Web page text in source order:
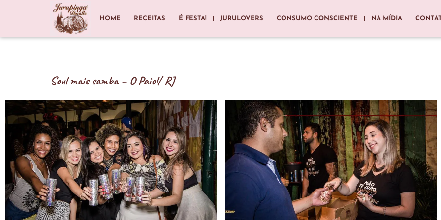
HOME RECEITAS É FESTA! JURULOVERS CONSUMO CONSCIENTE NA MÍDIA
Soul mais samba – O Paiol/ RJ